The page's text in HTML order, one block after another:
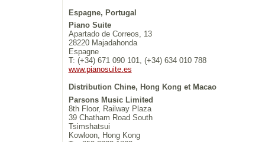
Espagne, Portugal
Piano Suite
Apartado de Correos, 13
28220 Majadahonda
Espagne
T: (+34) 671 090 101, (+34) 634 010 788
www.pianosuite.es
Distribution Chine, Hong Kong et Macao
Parsons Music Limited
8th Floor, Railway Plaza
39 Chatham Road South
Tsimshatsui
Kowloon, Hong Kong